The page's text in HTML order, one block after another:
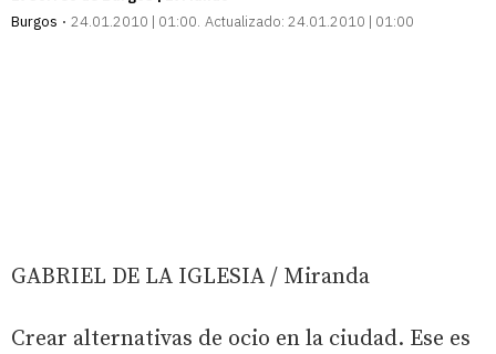
Burgos
24.01.2010 | 01:00 Actualizado: 24.01.2010 | 01:00
GABRIEL DE LA IGLESIA / Miranda
Crear alternativas de ocio en la ciudad. Ese es